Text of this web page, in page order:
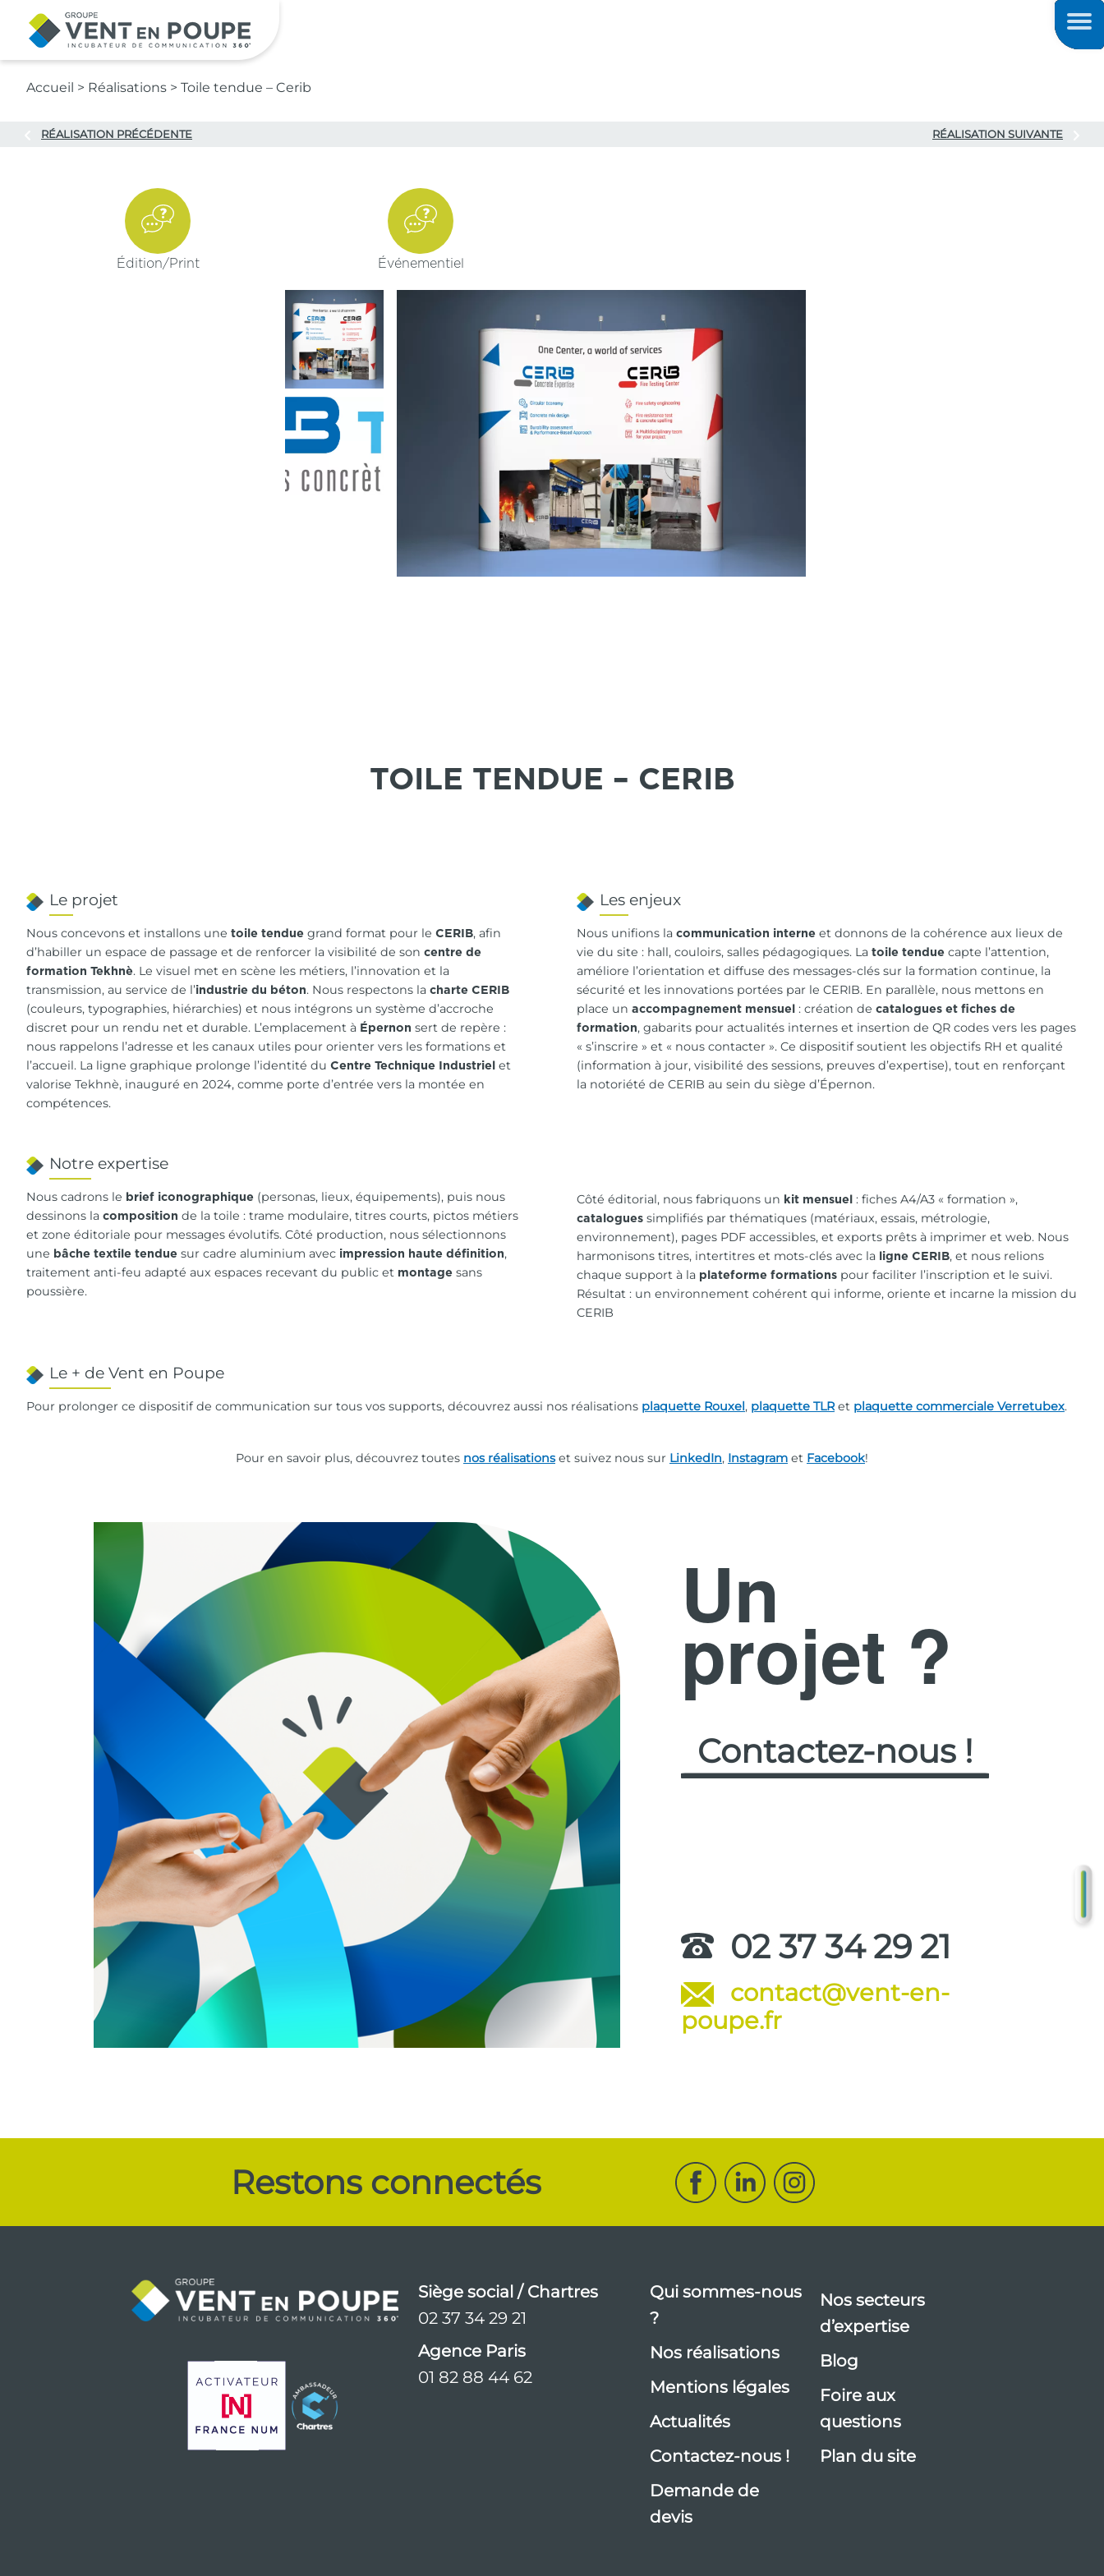
Accueil > Réalisations > Toile tendue – Cerib
RÉALISATION PRÉCÉDENTE RÉALISATION SUIVANTE
Édition/Print Événementiel
TOILE TENDUE – CERIB
Le projet
Nous concevons et installons une toile tendue grand format pour le CERIB, afin
d’habiller un espace de passage et de renforcer la visibilité de son centre de
formation Tekhnè. Le visuel met en scène les métiers, l’innovation et la
transmission, au service de l’industrie du béton. Nous respectons la charte CERIB
(couleurs, typographies, hiérarchies) et nous intégrons un système d’accroche
discret pour un rendu net et durable. L’emplacement à Épernon sert de repère :
nous rappelons l’adresse et les canaux utiles pour orienter vers les formations et
l’accueil. La ligne graphique prolonge l’identité du Centre Technique Industriel et
valorise Tekhnè, inauguré en 2024, comme porte d’entrée vers la montée en
compétences.
Les enjeux
Nous unifions la communication interne et donnons de la cohérence aux lieux de
vie du site : hall, couloirs, salles pédagogiques. La toile tendue capte l’attention,
améliore l’orientation et diffuse des messages-clés sur la formation continue, la
sécurité et les innovations portées par le CERIB. En parallèle, nous mettons en
place un accompagnement mensuel : création de catalogues et fiches de
formation, gabarits pour actualités internes et insertion de QR codes vers les pages
« s’inscrire » et « nous contacter ». Ce dispositif soutient les objectifs RH et qualité
(information à jour, visibilité des sessions, preuves d’expertise), tout en renforçant
la notoriété de CERIB au sein du siège d’Épernon.
Notre expertise
Nous cadrons le brief iconographique (personas, lieux, équipements), puis nous
dessinons la composition de la toile : trame modulaire, titres courts, pictos métiers
et zone éditoriale pour messages évolutifs. Côté production, nous sélectionnons
une bâche textile tendue sur cadre aluminium avec impression haute définition,
traitement anti-feu adapté aux espaces recevant du public et montage sans
poussière.
Côté éditorial, nous fabriquons un kit mensuel : fiches A4/A3 « formation »,
catalogues simplifiés par thématiques (matériaux, essais, métrologie,
environnement), pages PDF accessibles, et exports prêts à imprimer et web. Nous
harmonisons titres, intertitres et mots-clés avec la ligne CERIB, et nous relions
chaque support à la plateforme formations pour faciliter l’inscription et le suivi.
Résultat : un environnement cohérent qui informe, oriente et incarne la mission du
CERIB
Le + de Vent en Poupe
Pour prolonger ce dispositif de communication sur tous vos supports, découvrez aussi nos réalisations plaquette Rouxel, plaquette TLRet plaquette commerciale Verretubex.
Pour en savoir plus, découvrez toutes nos réalisationset suivez nous sur LinkedIn, Instagram et Facebook!
Un
projet ?
Contactez-nous !
02 37 34 29 21
contact@vent-en-
poupe.fr
Restons connectés
Siège social / Chartres
02 37 34 29 21
Agence Paris
01 82 88 44 62
Qui sommes-nous
?
Nos réalisations
Mentions légales
Actualités
Contactez-nous !
Demande de
devis
Nos secteurs
d’expertise
Blog
Foire aux
questions
Plan du site